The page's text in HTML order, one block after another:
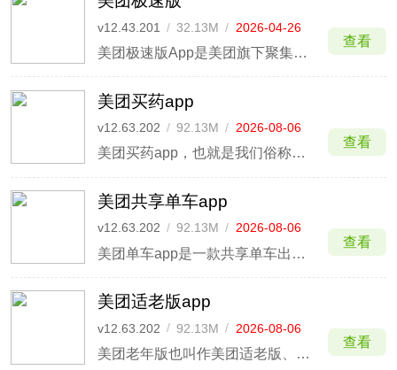
v12.43.201 / 32.13M / 2026-04-26
美团极速版App是美团旗下聚集美团高性价比商品并包含多样化的休闲娱乐游戏等内容的综合服务平台软件，该版本界面简洁，只有首页、我的两个板块，去除视频、消息、购物车板块，且无广告，保留美食团购、外卖、酒店功能，用户可以正常购买美食、点外卖、订酒店服务。
查看
美团买药app
v12.63.202 / 92.13M / 2026-08-06
美团买药app，也就是我们俗称的美团是一款专为用户提供各种团购服务的app，软件中药品种类齐全，价格低廉，无论是在家里还是办公室里，只需动动手指，轻松一点便可送货上门。
查看
美团共享单车app
v12.63.202 / 92.13M / 2026-08-06
美团单车app是一款共享单车出行服务软件，软件为用户提供最方便的共享单车出行服务，通过软件用户可以快速的扫描骑车，使用方便，价格实惠，旨在为你带来最方便最快速的出行服务，让你的出行方式更多样。
查看
美团适老版app
v12.63.202 / 92.13M / 2026-08-06
美团老年版也叫作美团适老版、长辈版，这是由美团官方为了照顾老人饮食生活而推出的一款网上订单软件，在这款软件当中，首先拥有简洁清爽的用户界面，可以让更加老人更加清楚地了解到各项功能的使用。
查看